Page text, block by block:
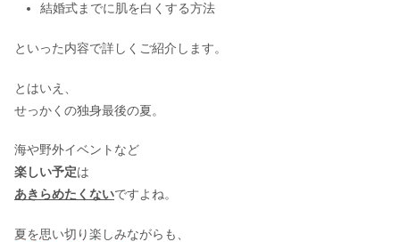
結婚式までに肌を白くする方法
といった内容で詳しくご紹介します。
とはいえ、
せっかくの独身最後の夏。
海や野外イベントなど
楽しい予定は
あきらめたくないですよね。
夏を思い切り楽しみながらも、